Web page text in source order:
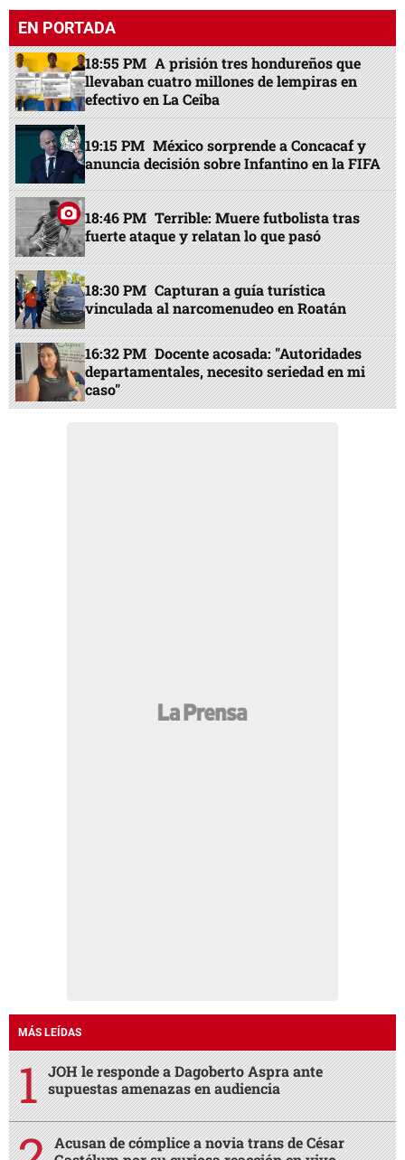
EN PORTADA
18:55 PM A prisión tres hondureños que
llevaban cuatro millones de lempiras en
efectivo en La Ceiba
19:15 PM México sorprende a Concacaf y
anuncia decisión sobre Infantino en la FIFA
18:46 PM Terrible: Muere futbolista tras
fuerte ataque y relatan lo que pasó
18:30 PM Capturan a guía turística
vinculada al narcomenudeo en Roatán
16:32 PM Docente acosada: "Autoridades
departamentales, necesito seriedad en mi
caso"
MÁS LEÍDAS
JOH le responde a Dagoberto Aspra ante
supuestas amenazas en audiencia
Acusan de cómplice a novia trans de César